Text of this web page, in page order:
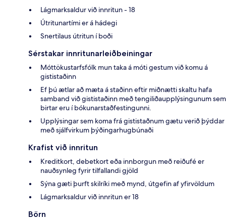
Lágmarksaldur við innritun - 18
Útritunartími er á hádegi
Snertilaus útritun í boði
Sérstakar innritunarleiðbeiningar
Móttökustarfsfólk mun taka á móti gestum við komu á
gististaðinn
Ef þú ætlar að mæta á staðinn eftir miðnætti skaltu hafa
samband við gististaðinn með tengiliðaupplýsingunum sem
birtar eru í bókunarstaðfestingunni.
Upplýsingar sem koma frá gististaðnum gætu verið þýddar
með sjálfvirkum þýðingarhugbúnaði
Krafist við innritun
Kreditkort, debetkort eða innborgun með reiðufé er
nauðsynleg fyrir tilfallandi gjöld
Sýna gæti þurft skilríki með mynd, útgefin af yfirvöldum
Lágmarksaldur við innritun er 18
Börn